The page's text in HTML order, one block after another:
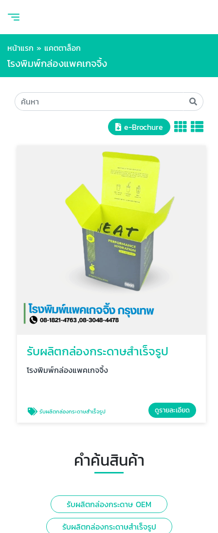
หน้าแรก » แคตตาล็อก
โรงพิมพ์กล่องแพคเกจจิ้ง
e-Brochure
รับผลิตกล่องกระดาษสำเร็จรูป
โรงพิมพ์กล่องแพคเกจจิ้ง
รับผลิตกล่องกระดาษสำเร็จรูป ดูรายละเอียด
คำค้นสินค้า
รับผลิตกล่องกระดาษ OEM
รับผลิตกล่องกระดาษสำเร็จรูป